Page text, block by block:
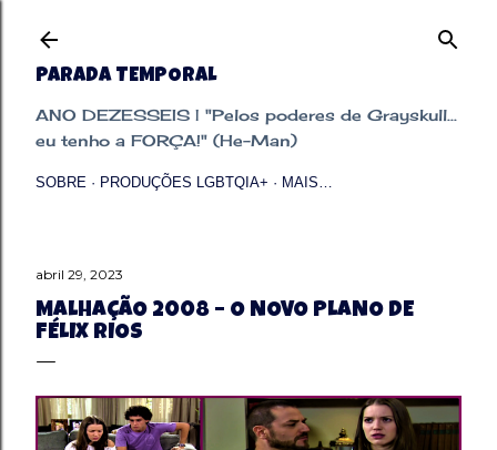
PARADA TEMPORAL
ANO DEZESSEIS | "Pelos poderes de Grayskull...
eu tenho a FORÇA!" (He-Man)
SOBRE PRODUÇÕES LGBTQIA+ MAIS…
abril 29, 2023
MALHAÇÃO 2008 – O NOVO PLANO DE
FÉLIX RIOS